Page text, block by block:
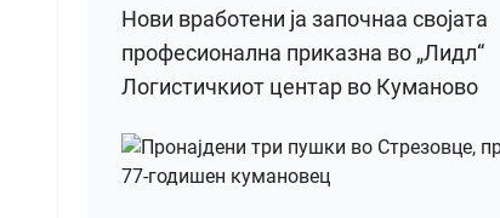
Нови вработени ја започнаа својата
професионална приказна во „Лидл“
Логистичкиот центар во Куманово